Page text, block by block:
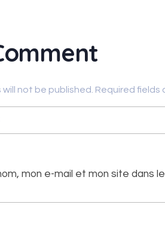
will not be published. Required fields
mon e-mail et mon site dans